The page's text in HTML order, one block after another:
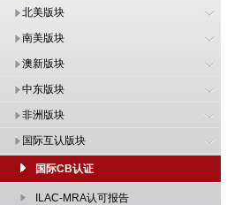
北美版块
南美版块
澳新版块
中东版块
非洲版块
国际互认版块
国际CB认证
ILAC-MRA认可报告